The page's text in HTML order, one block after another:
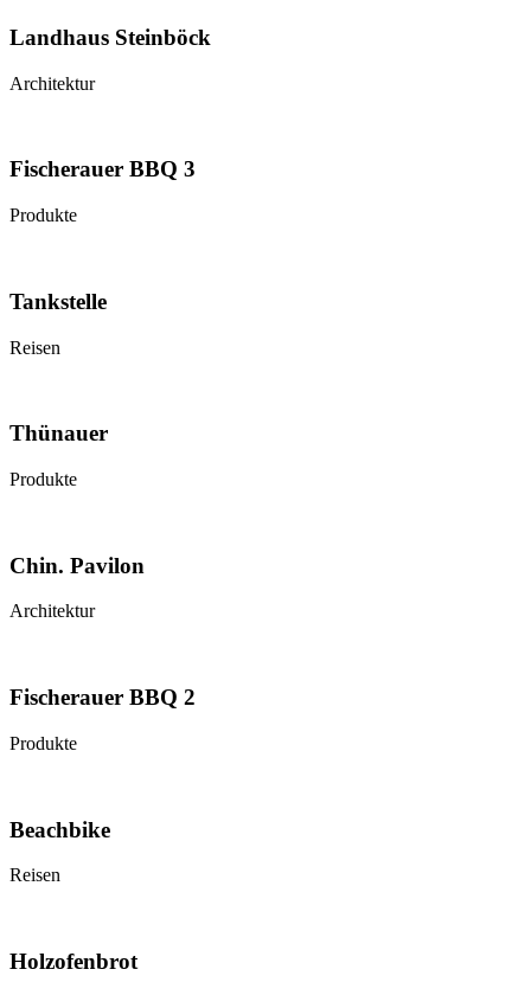
Landhaus Steinböck
Architektur
Fischerauer BBQ 3
Produkte
Tankstelle
Reisen
Thünauer
Produkte
Chin. Pavilon
Architektur
Fischerauer BBQ 2
Produkte
Beachbike
Reisen
Holzofenbrot